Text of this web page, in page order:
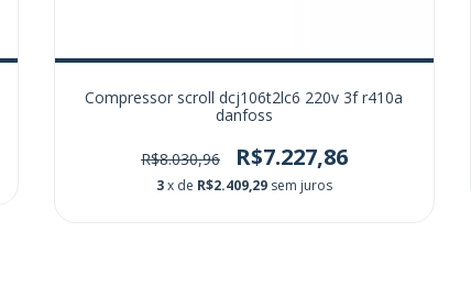
Compressor scroll dcj106t2lc6 220v 3f r410a
danfoss
R$8.030,96 R$7.227,86
3x de R$2.409,29 sem juros